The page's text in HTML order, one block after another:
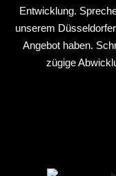
Entwicklung.
unserem
Angebot haben.
zügige